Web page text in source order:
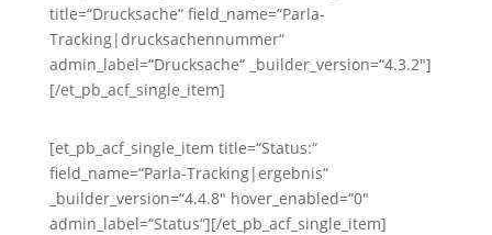
title=“Drucksache“ field_name=“Parla-
Tracking|drucksachennummer“
admin_label=“Drucksache“ _builder_version=“4.3.2″]
[/et_pb_acf_single_item]
[et_pb_acf_single_item title=“Status:“
field_name=“Parla-Tracking|ergebnis“
_builder_version=“4.4.8″ hover_enabled=“0″
admin_label=“Status“][/et_pb_acf_single_item]